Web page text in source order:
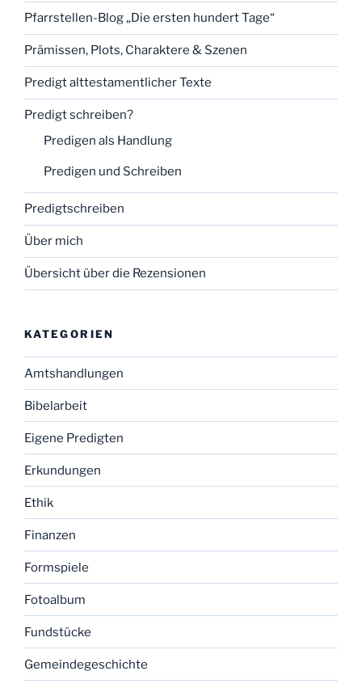
Pfarrstellen-Blog „Die ersten hundert Tage“
Prämissen, Plots, Charaktere & Szenen
Predigt alttestamentlicher Texte
Predigt schreiben?
Predigen als Handlung
Predigen und Schreiben
Predigtschreiben
Über mich
Übersicht über die Rezensionen
KATEGORIEN
Amtshandlungen
Bibelarbeit
Eigene Predigten
Erkundungen
Ethik
Finanzen
Formspiele
Fotoalbum
Fundstücke
Gemeindegeschichte